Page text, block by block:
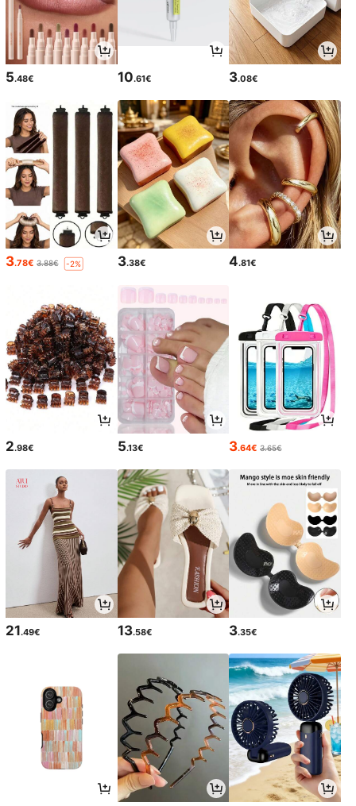
5.48€ 10.61€ 3.08€
3.78€ 3.88€ -2% 3.38€ 4.81€
2.98€ 5.13€ 3.64€ 3.65€
21.49€ 13.58€ 3.35€